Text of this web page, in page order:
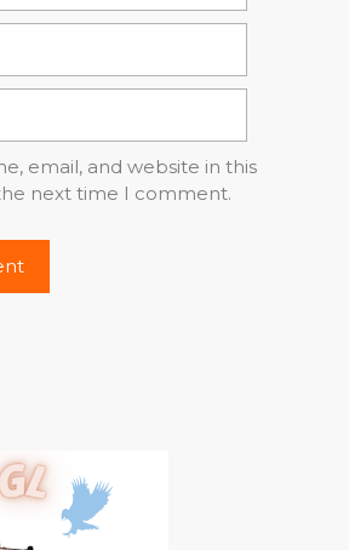
email, and website in this
next time I comment.